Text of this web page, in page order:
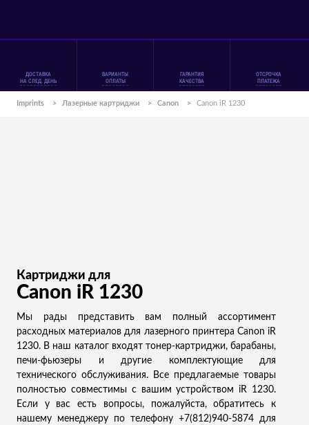
ДОСТАВКА
НА СЛЕД. ДЕНЬ
ВАРИАНТЫ
ОПЛАТЫ
ГАРАНТИЯ
КАЧЕСТВА
ОТСРОЧКА
ПЛАТЕЖА
Imprints > Лазерные картриджи > Canon > Canon iR 1230
Картриджи для
Canon iR 1230
Мы рады представить вам полный ассортимент
расходных материалов для лазерного принтера Canon iR
1230. В наш каталог входят тонер-картриджи, барабаны,
печи-фьюзеры и другие комплектующие для
технического обслуживания. Все предлагаемые товары
полностью совместимы с вашим устройством iR 1230.
Если у вас есть вопросы, пожалуйста, обратитесь к
нашему менеджеру по телефону +7(812)940-5874 для